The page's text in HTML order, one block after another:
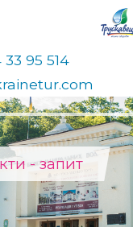
95 514
- запит